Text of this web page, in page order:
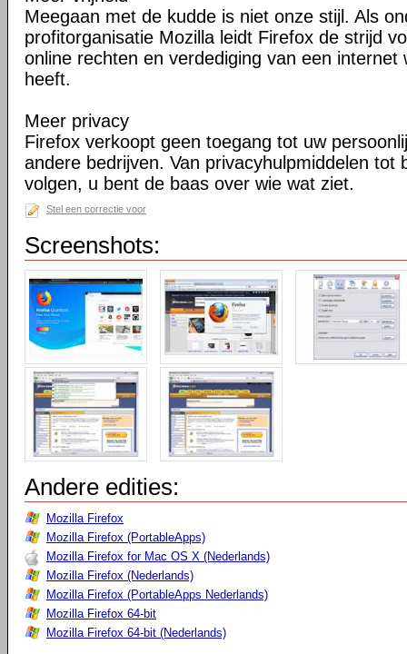
Meegaan met de kudde is niet onze stijl. Als
profitorganisatie Mozilla leidt Firefox de strijd
online rechten en verdediging van een internet
heeft.
Meer privacy
Firefox verkoopt geen toegang tot uw
andere bedrijven. Van privacyhulpmiddelen tot
volgen, u bent de baas over wie wat ziet.
Stel een correctie voor
Screenshots:
Andere edities:
Mozilla Firefox
Mozilla Firefox (PortableApps)
Mozilla Firefox for Mac OS X (Nederlands)
Mozilla Firefox (Nederlands)
Mozilla Firefox (PortableApps Nederlands)
Mozilla Firefox 64-bit
Mozilla Firefox 64-bit (Nederlands)